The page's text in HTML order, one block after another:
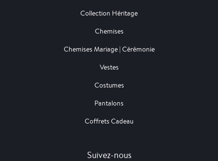
Collection Héritage
Chemises
Chemises Mariage | Cérémonie
Vestes
Costumes
Pantalons
Coffrets Cadeau
Suivez-nous